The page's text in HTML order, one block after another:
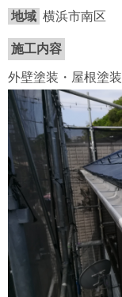
地域 横浜市南区
施工内容
外壁塗装・屋根塗装